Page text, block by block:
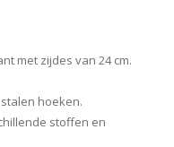
met zijdes van 24 cm.
hoeken.
stoffen en